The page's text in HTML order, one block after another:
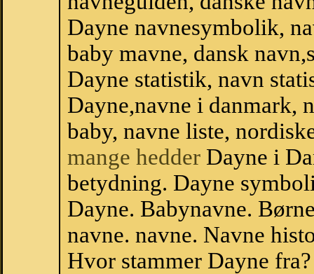
Dayne navnesymbolik,
baby mavne, dansk
Dayne statistik, navn
Dayne,navne i danmark,
baby, navne liste,
mange hedder Dayne i
betydning. Dayne
Dayne. Babynavne.
navne. navne. Navne
Hvor stammer Dayne fra?